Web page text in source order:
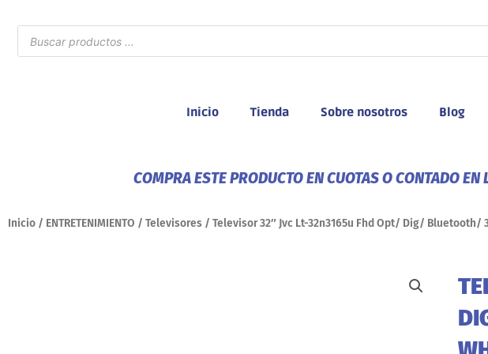
contenido
Búsqueda
de
productos
Inicio Tienda Sobre nosotros Blog
COMPRA ESTE PRODUCTO EN CUOTAS O CONTADO
Inicio / ENTRETENIMIENTO / Televisores / Televisor 32″ Jvc Lt-32n3165u Fhd Opt/ Dig/